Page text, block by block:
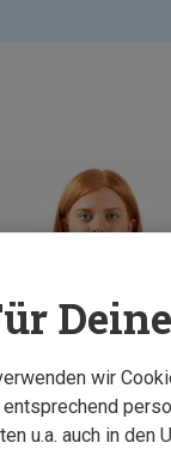
wir
u.a. auch in den